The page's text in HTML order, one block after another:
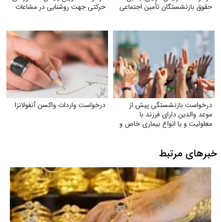
حقوق بازنشستگان تأمین اجتماعی
حرکتی جهت روشنایی در مشاعات
درخواست بازنشستگی پیش از
موعد والدین دارای فرزند با
معلولیت و یا انواع بیماری خاص و
درخواست واردات واکسن آنفولانزا
خبرهای مرتبط